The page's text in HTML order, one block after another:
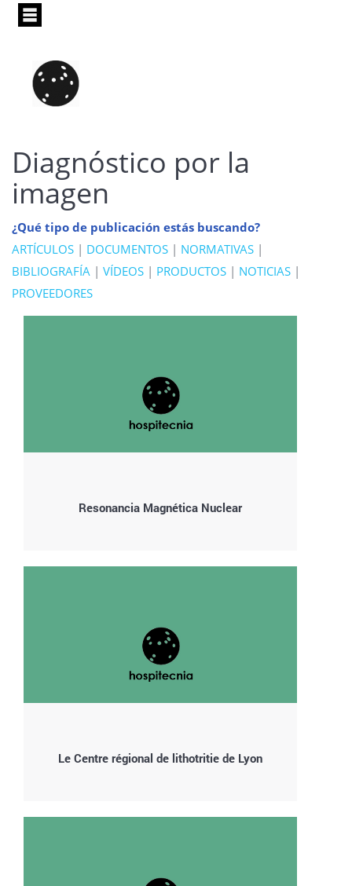
Pasar
principal
Diagnóstico por la
imagen
¿Qué tipo de publicación estás buscando?
ARTÍCULOS | DOCUMENTOS | NORMATIVAS |
BIBLIOGRAFÍA | VÍDEOS | PRODUCTOS | NOTICIAS |
PROVEEDORES
Resonancia Magnética Nuclear
Le Centre régional de lithotritie de Lyon